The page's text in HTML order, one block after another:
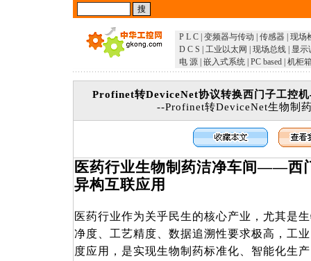
P L C 变频器与传动 传感器 现场
D C S
工业以太网 现场总线
显示
电 源 嵌入式系统 PC based 机柜
Profinet转DeviceNet协议转换西门子工控
--Profinet转DeviceNet生物制
医药行业生物制药洁净车间——西
异构互联应用
医药行业作为关乎民生的核心产业，尤其是
净度、工艺精度、数据追溯性要求极高，工
度应用，是实现生物制药标准化、智能化生